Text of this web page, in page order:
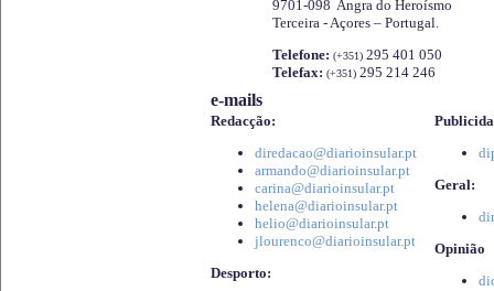
9701-098 Angra do Heroísmo
Terceira - Açores – Portugal.
Telefone: (+351) 295 401 050
Telefax: (+351) 295 214 246
e-mails
Redacção:
diredacao@diarioinsular.pt
armando@diarioinsular.pt
carina@diarioinsular.pt
helena@diarioinsular.pt
helio@diarioinsular.pt
jlourenco@diarioinsular.pt
Desporto:
Geral:
Opinião